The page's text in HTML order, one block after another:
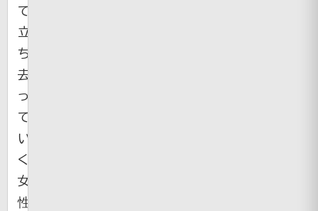
て
立
ち
去
っ
て
い
く
女
性